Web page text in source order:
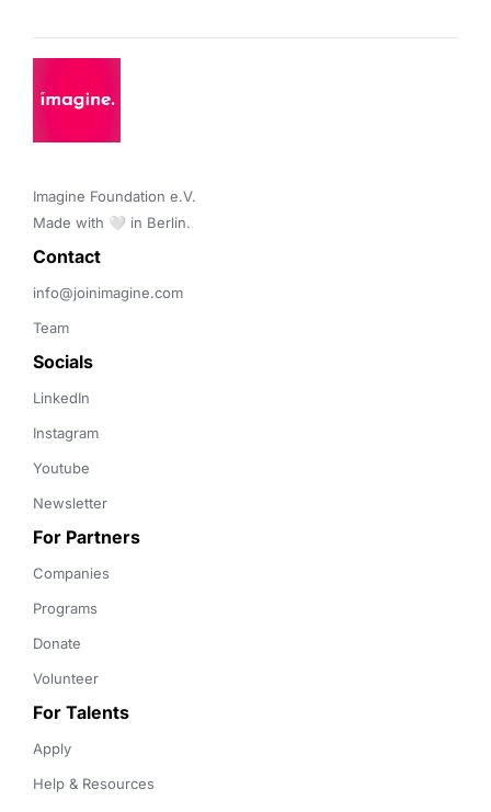
Imagine Foundation e.V.
Made with 🤍 in Berlin.
Contact
info@joinimagine.com
Team
Socials
LinkedIn
Instagram
Youtube
Newsletter
For Partners
Companies
Programs
Donate
Volunteer
For Talents
Apply
Help & Resources